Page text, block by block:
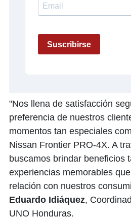
"Nos llena de satisfacción
preferencia de nuestros
momentos tan especiales
Nissan Frontier PRO-4X. A
buscamos brindar beneficios
experiencias memorables
relación con nuestros
Eduardo Idiáquez,
UNO Honduras.